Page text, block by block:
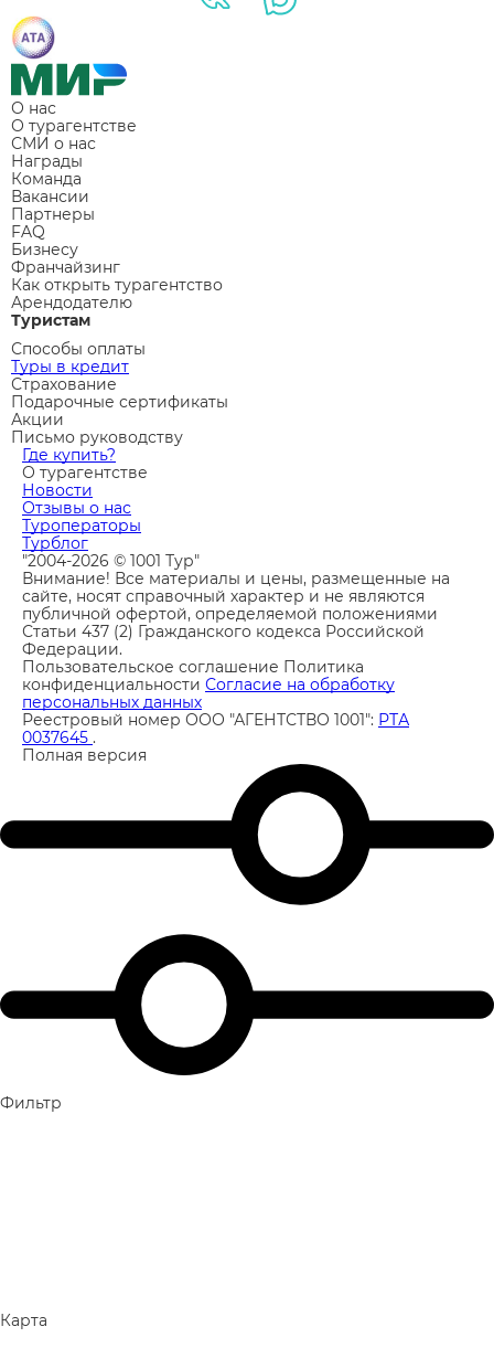
О нас
О турагентстве
СМИ о нас
Награды
Команда
Вакансии
Партнеры
FAQ
Бизнесу
Франчайзинг
Как открыть турагентство
Арендодателю
Туристам
Способы оплаты
Туры в кредит
Страхование
Подарочные сертификаты
Акции
Письмо руководству
Где купить?
О турагентстве
Новости
Отзывы о нас
Туроператоры
Турблог
"2004-2026 © 1001 Тур"
Внимание! Все материалы и цены, размещенные на
сайте, носят справочный характер и не являются
публичной офертой, определяемой положениями
Статьи 437 (2) Гражданского кодекса Российской
Федерации.
Пользовательское соглашение Политика
конфиденциальности Согласие на обработку
персональных данных
Реестровый номер ООО "АГЕНТСТВО 1001": РТА
0037645 .
Полная версия
Фильтр
Карта